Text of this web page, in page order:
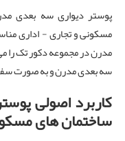
پوستر دیواری سه بعدی
مسکونی و تجاری - اداری
مدرن در مجموعه دکور تک را
سه بعدی مدرن و به صورت
کاربرد اصولی
ساختمان های